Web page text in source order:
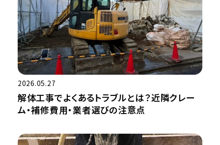
2026.05.27
解体工事でよくあるトラブルとは？近隣クレー
ム・補修費用・業者選びの注意点